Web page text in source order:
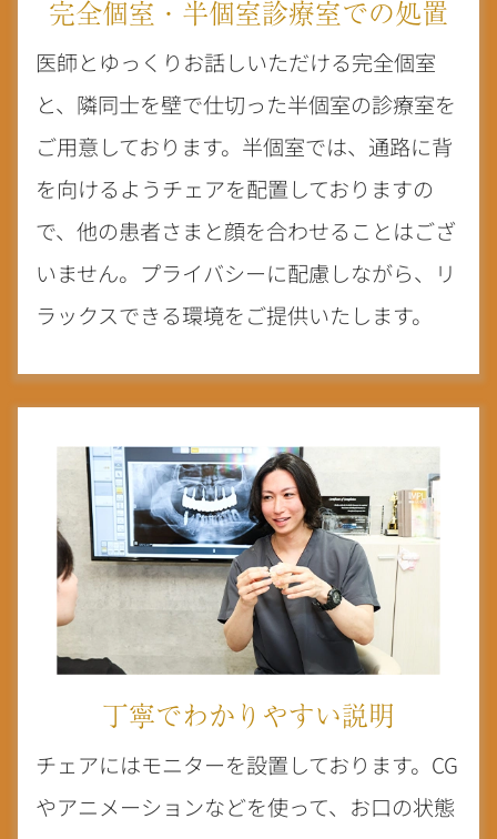
完全個室・半個室診療室での処置
医師とゆっくりお話しいただける完全個室
と、隣同士を壁で仕切った半個室の診療室を
ご用意しております。半個室では、通路に背
を向けるようチェアを配置しておりますの
で、他の患者さまと顔を合わせることはござ
いません。プライバシーに配慮しながら、リ
ラックスできる環境をご提供いたします。
丁寧でわかりやすい説明
チェアにはモニターを設置しております。CG
やアニメーションなどを使って、お口の状態